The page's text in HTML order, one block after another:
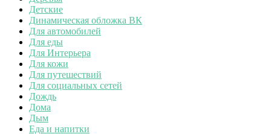
Детские
Динамическая обложка ВК
Для автомобилей
Для еды
Для Интерьера
Для кожи
Для путешествий
Для социальных сетей
Дождь
Дома
Дым
Еда и напитки